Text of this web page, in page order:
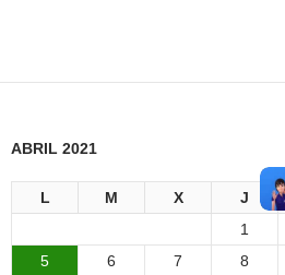
ABRIL 2021
L M X J
1
5
6 7 8